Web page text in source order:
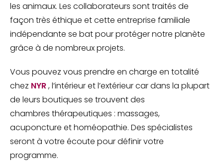
les animaux. Les collaborateurs sont traités de
façon très éthique et cette entreprise familiale
indépendante se bat pour protéger notre planète
grâce à de nombreux projets.
Vous pouvez vous prendre en charge en totalité
chez NYR, l’intérieur et l’extérieur car dans la plupart
de leurs boutiques se trouvent des
chambres thérapeutiques : massages,
acuponcture et homéopathie. Des spécialistes
seront à votre écoute pour définir votre
programme.